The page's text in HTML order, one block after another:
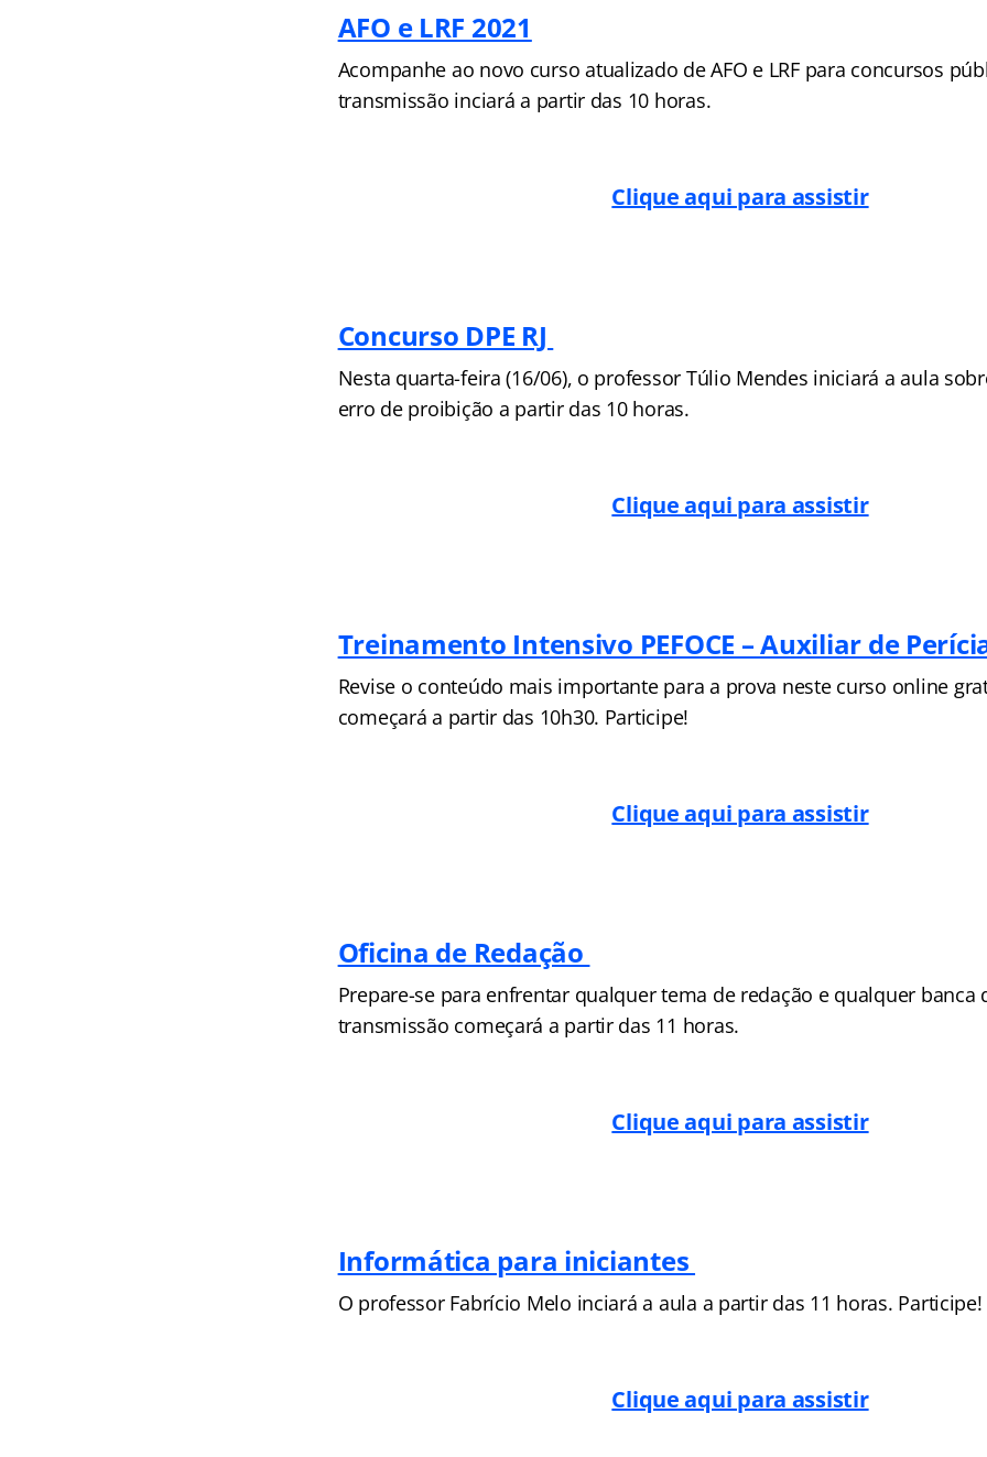
AFO e LRF 2021
Acompanhe ao novo curso atualizado de AFO e LRF para concursos
transmissão inciará a partir das 10 horas.
Clique aqui para assistir
Concurso DPE RJ
Nesta quarta-feira (16/06), o professor Túlio Mendes iniciará a aula
erro de proibição a partir das 10 horas.
Clique aqui para assistir
Treinamento Intensivo PEFOCE – Auxiliar de
Revise o conteúdo mais importante para a prova neste curso online
começará a partir das 10h30. Participe!
Clique aqui para assistir
Oficina de Redação
Prepare-se para enfrentar qualquer tema de redação e qualquer banca
transmissão começará a partir das 11 horas.
Clique aqui para assistir
Informática para iniciantes
O professor Fabrício Melo inciará a aula a partir das 11 horas. Participe!
Clique aqui para assistir